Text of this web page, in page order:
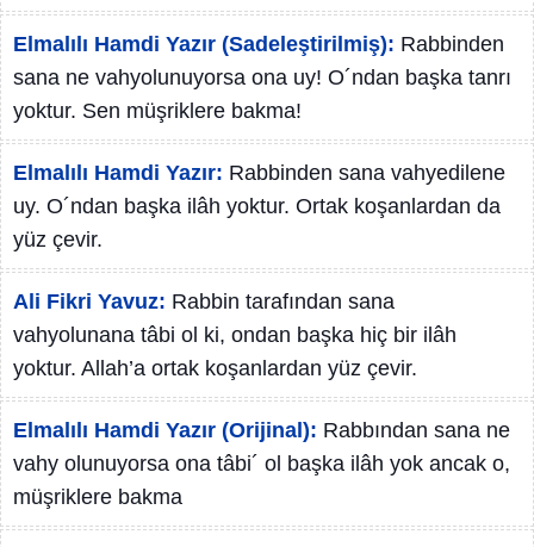
Elmalılı Hamdi Yazır (Sadeleştirilmiş): Rabbinden
sana ne vahyolunuyorsa ona uy! O´ndan başka tanrı
yoktur. Sen müşriklere bakma!
Elmalılı Hamdi Yazır: Rabbinden sana vahyedilene
uy. O´ndan başka ilâh yoktur. Ortak koşanlardan da
yüz çevir.
Ali Fikri Yavuz: Rabbin tarafından sana
vahyolunana tâbi ol ki, ondan başka hiç bir ilâh
yoktur. Allah’a ortak koşanlardan yüz çevir.
Elmalılı Hamdi Yazır (Orijinal): Rabbından sana ne
vahy olunuyorsa ona tâbi´ ol başka ilâh yok ancak o,
müşriklere bakma